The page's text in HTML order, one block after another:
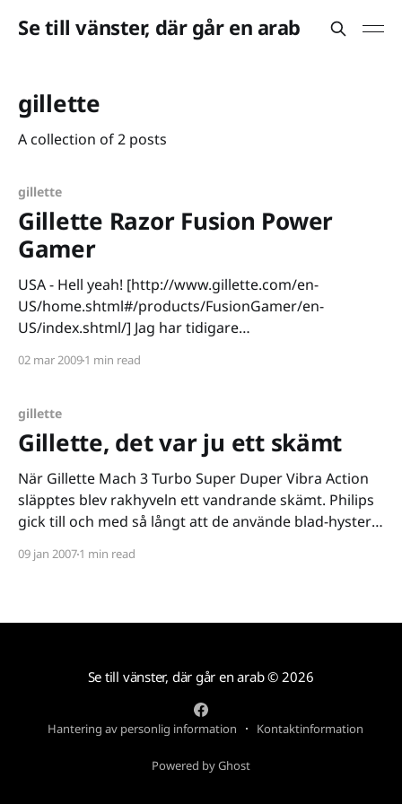
Se till vänster, där går en arab
gillette
A collection of 2 posts
gillette
Gillette Razor Fusion Power
Gamer
USA - Hell yeah! [http://www.gillette.com/en-
US/home.shtml#/products/FusionGamer/en-
US/index.shtml/] Jag har tidigare
ju-ett-skamt/] skrattat åt Gillette, och nu fick jag
02 mar 20091 min read
gillette
Gillette, det var ju ett skämt
När Gillette Mach 3 Turbo Super Duper Vibra Action
släpptes blev rakhyveln ett vandrande skämt. Philips
gick till och med så långt att de använde blad-hysterin
[http://www.youtube.com/watch?v=FV42I26tx2s]
09 jan 20071 min read
Se till vänster, där går en arab© 2026
Hantering av personlig information Kontaktinformation
Powered by Ghost